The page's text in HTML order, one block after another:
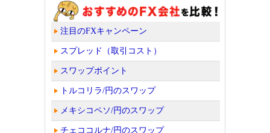
注目のFXキャンペーン
スプレッド（取引コスト）
スワップポイント
トルコリラ/円のスワップ
メキシコペソ/円のスワップ
チェココルナ/円のスワップ